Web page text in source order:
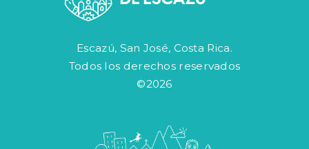
Escazú, San José, Costa Rica.
Todos los derechos reservados
©2026